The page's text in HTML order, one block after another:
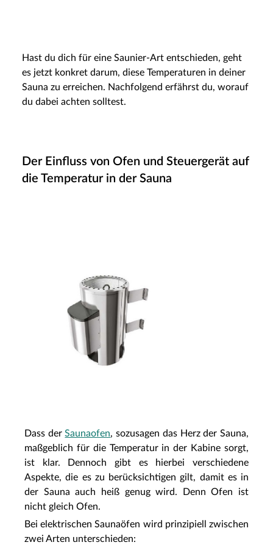
Hast du dich für eine Saunier-Art entschieden, geht
es jetzt konkret darum, diese Temperaturen in deiner
Sauna zu erreichen. Nachfolgend erfährst du, worauf
du dabei achten solltest.
Der Einfluss von Ofen und Steuergerät auf
die Temperatur in der Sauna
Dass derSaunaofen, sozusagen das Herz der Sauna,
maßgeblich für die Temperatur in der Kabine sorgt,
ist klar. Dennoch gibt es hierbei verschiedene
Aspekte, die es zu berücksichtigen gilt, damit es in
der Sauna auch heiß genug wird. Denn Ofen ist
nicht gleich Ofen.
Bei elektrischen Saunaöfen wird prinzipiell zwischen
zwei Arten unterschieden: